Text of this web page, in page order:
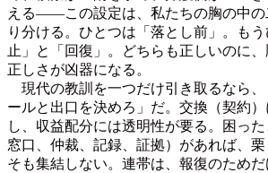
える——この設定は、私たちの胸の中の
り分ける。ひとつは「落とし前」。も
止」と「回復」。どちらも正しいのに、
正しさが凶器になる。
現代の教訓を一つだけ引き取るなら
ールと出口を決めろ」だ。交換（契約
し、収益配分には透明性が要る。困っ
窓口、仲裁、記録、証拠）があれば、
そも集結しない。連帯は、報復のため